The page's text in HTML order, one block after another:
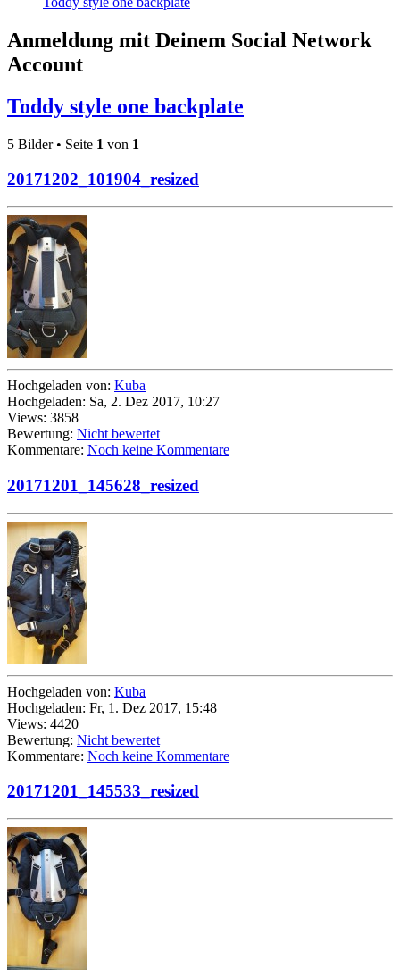
Anmeldung mit Deinem Social Network
Account
Toddy style one backplate
5 Bilder • Seite 1 von 1
20171202_101904_resized
Hochgeladen von: Kuba
Hochgeladen: Sa, 2. Dez 2017, 10:27
Views: 3858
Bewertung: Nicht bewertet
Kommentare: Noch keine Kommentare
20171201_145628_resized
Hochgeladen von: Kuba
Hochgeladen: Fr, 1. Dez 2017, 15:48
Views: 4420
Bewertung: Nicht bewertet
Kommentare: Noch keine Kommentare
20171201_145533_resized